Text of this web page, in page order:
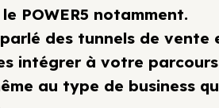
POWER5 notamment.
des tunnels de vente
intégrer à votre parcours
au type de business